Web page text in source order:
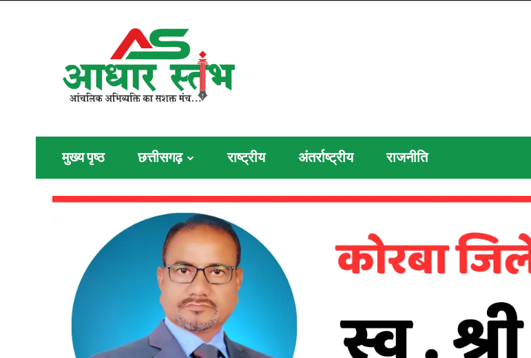
मुख्य पृष्ठ छत्तीसगढ़ राष्ट्रीय अंतर्राष्ट्रीय राजनीति